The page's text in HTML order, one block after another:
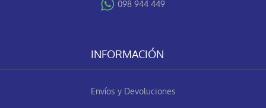
098 944 449
INFORMACIÓN
Envíos y Devoluciones